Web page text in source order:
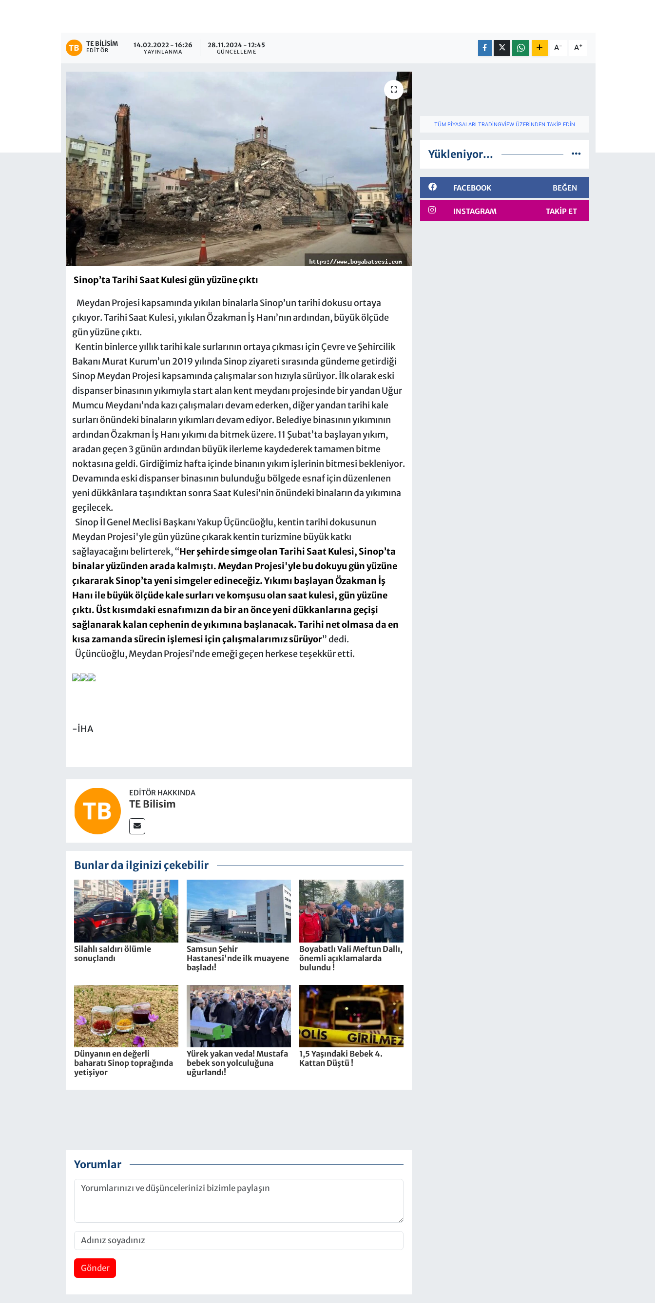
TE BILISIM
EDITÖR
14.02.2022 - 16:26
YAYINLANMA
28.11.2024 - 12:45
GÜNCELLEME A- A+
Sinop’ta Tarihi Saat Kulesi gün yüzüne çıktı
Meydan Projesi kapsamında yıkılan binalarla Sinop’un tarihi dokusu ortaya
çıkıyor. Tarihi Saat Kulesi, yıkılan Özakman İş Hanı’nın ardından, büyük ölçüde
gün yüzüne çıktı.
Kentin binlerce yıllık tarihi kale surlarının ortaya çıkması için Çevre ve Şehircilik
Bakanı Murat Kurum’un 2019 yılında Sinop ziyareti sırasında gündeme getirdiği
Sinop Meydan Projesi kapsamında çalışmalar son hızıyla sürüyor. İlk olarak eski
dispanser binasının yıkımıyla start alan kent meydanı projesinde bir yandan Uğur
Mumcu Meydanı’nda kazı çalışmaları devam ederken, diğer yandan tarihi kale
surları önündeki binaların yıkımları devam ediyor. Belediye binasının yıkımının
ardından Özakman İş Hanı yıkımı da bitmek üzere. 11 Şubat’ta başlayan yıkım,
aradan geçen 3 günün ardından büyük ilerleme kaydederek tamamen bitme
noktasına geldi. Girdiğimiz hafta içinde binanın yıkım işlerinin bitmesi bekleniyor.
Devamında eski dispanser binasının bulunduğu bölgede esnaf için düzenlenen
yeni dükkânlara taşındıktan sonra Saat Kulesi’nin önündeki binaların da yıkımına
geçilecek.
Sinop İl Genel Meclisi Başkanı Yakup Üçüncüoğlu, kentin tarihi dokusunun
Meydan Projesi'yle gün yüzüne çıkarak kentin turizmine büyük katkı
sağlayacağını belirterek, “Her şehirde simge olan Tarihi Saat Kulesi, Sinop’ta
binalar yüzünden arada kalmıştı. Meydan Projesi'yle bu dokuyu gün yüzüne
çıkararak Sinop’ta yeni simgeler edineceğiz. Yıkımı başlayan Özakman İş
Hanı ile büyük ölçüde kale surları ve komşusu olan saat kulesi, gün yüzüne
çıktı. Üst kısımdaki esnafımızın da bir an önce yeni dükkanlarına geçişi
sağlanarak kalan cephenin de yıkımına başlanacak. Tarihi net olmasa da en
kısa zamanda sürecin işlemesi için çalışmalarımız sürüyor” dedi.
Üçüncüoğlu, Meydan Projesi’nde emeği geçen herkese teşekkür etti.
-İHA
EDITÖR HAKKINDA
TE Bilisim
Bunlar da ilginizi çekebilir
Silahlı saldırı ölümle
sonuçlandı
Samsun Şehir
Hastanesi'nde ilk muayene
başladı!
Boyabatlı Vali Meftun Dallı,
önemli açıklamalarda
bulundu !
Dünyanın en değerli
baharatı Sinop toprağında
yetişiyor
Yürek yakan veda! Mustafa
bebek son yolculuğuna
uğurlandı!
1,5 Yaşındaki Bebek 4.
Kattan Düştü !
Yorumlar
Gönder
TÜM PIYASALARI TRADINGVIEW ÜZERINDEN TAKIP EDIN
Yükleniyor...
FACEBOOK BEĞEN
INSTAGRAM TAKIP ET